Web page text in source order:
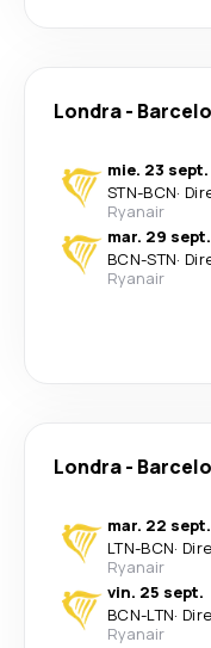
Londra-
mie. 23 sept.
STN-BCN·
Ryanair
mar. 29 sept.
BCN-STN·
Ryanair
Londra-
mar. 22 sept.
LTN-BCN·
Ryanair
vin. 25 sept.
BCN-LTN·
Ryanair